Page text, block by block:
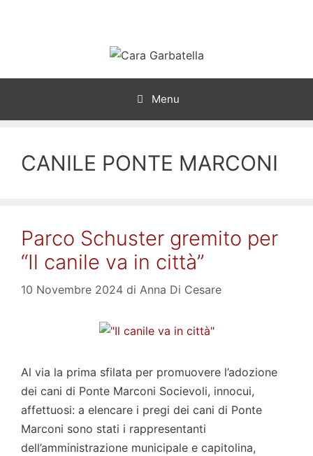
Menu
CANILE PONTE MARCONI
Parco Schuster gremito per
“Il canile va in città”
10 Novembre 2024 di Anna Di Cesare
Al via la prima sfilata per promuovere l’adozione
dei cani di Ponte Marconi Socievoli, innocui,
affettuosi: a elencare i pregi dei cani di Ponte
Marconi sono stati i rappresentanti
dell’amministrazione municipale e capitolina,